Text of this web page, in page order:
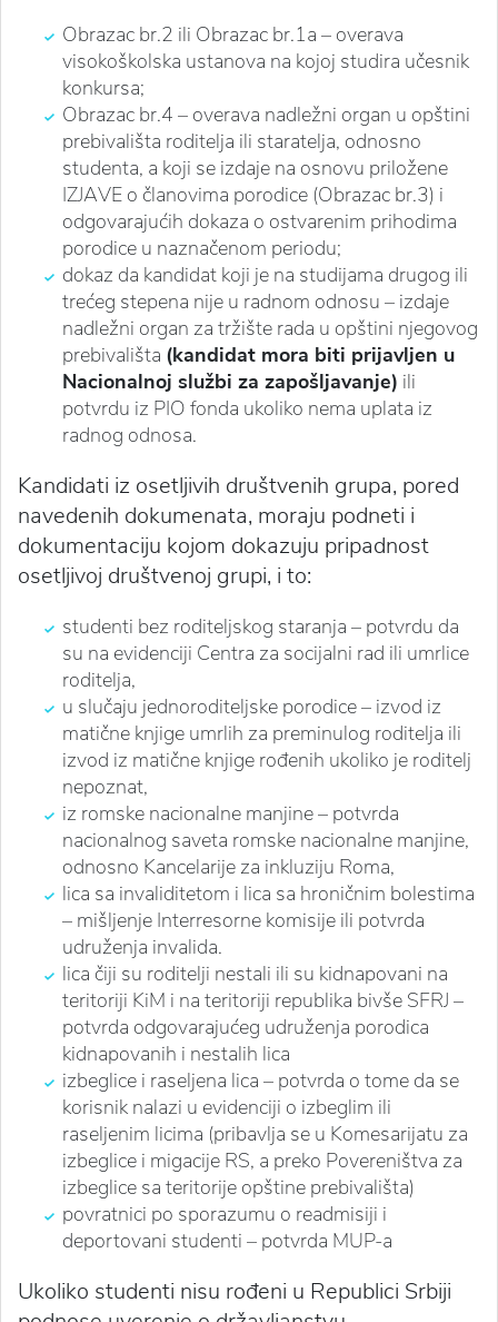
Obrazac br.2 ili Obrazac br.1a – overava
visokoškolska ustanova na kojoj studira učesnik
konkursa;
Obrazac br.4 – overava nadležni organ u opštini
prebivališta roditelja ili staratelja, odnosno
studenta, a koji se izdaje na osnovu priložene
IZJAVE o članovima porodice (Obrazac br.3) i
odgovarajućih dokaza o ostvarenim prihodima
porodice u naznačenom periodu;
dokaz da kandidat koji je na studijama drugog ili
trećeg stepena nije u radnom odnosu – izdaje
nadležni organ za tržište rada u opštini njegovog
prebivališta (kandidat mora biti prijavljen u
Nacionalnoj službi za zapošljavanje) ili
potvrdu iz PIO fonda ukoliko nema uplata iz
radnog odnosa.
Kandidati iz osetljivih društvenih grupa, pored
navedenih dokumenata, moraju podneti i
dokumentaciju kojom dokazuju pripadnost
osetljivoj društvenoj grupi, i to:
studenti bez roditeljskog staranja – potvrdu da
su na evidenciji Centra za socijalni rad ili umrlice
roditelja,
u slučaju jednoroditeljske porodice – izvod iz
matične knjige umrlih za preminulog roditelja ili
izvod iz matične knjige rođenih ukoliko je roditelj
nepoznat,
iz romske nacionalne manjine – potvrda
nacionalnog saveta romske nacionalne manjine,
odnosno Kancelarije za inkluziju Roma,
lica sa invaliditetom i lica sa hroničnim bolestima
– mišljenje Interresorne komisije ili potvrda
udruženja invalida.
lica čiji su roditelji nestali ili su kidnapovani na
teritoriji KiM i na teritoriji republika bivše SFRJ –
potvrda odgovarajućeg udruženja porodica
kidnapovanih i nestalih lica
izbeglice i raseljena lica – potvrda o tome da se
korisnik nalazi u evidenciji o izbeglim ili
raseljenim licima (pribavlja se u Komesarijatu za
izbeglice i migacije RS, a preko Povereništva za
izbeglice sa teritorije opštine prebivališta)
povratnici po sporazumu o readmisiji i
deportovani studenti – potvrda MUP-a
Ukoliko studenti nisu rođeni u Republici Srbiji